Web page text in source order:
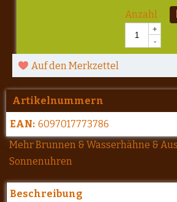
Anzahl
+
-
Auf den Merkzettel
Artikelnummern
EAN: 6097017773786
Mehr Brunnen & Wasserhähne &
Sonnenuhren
Beschreibung